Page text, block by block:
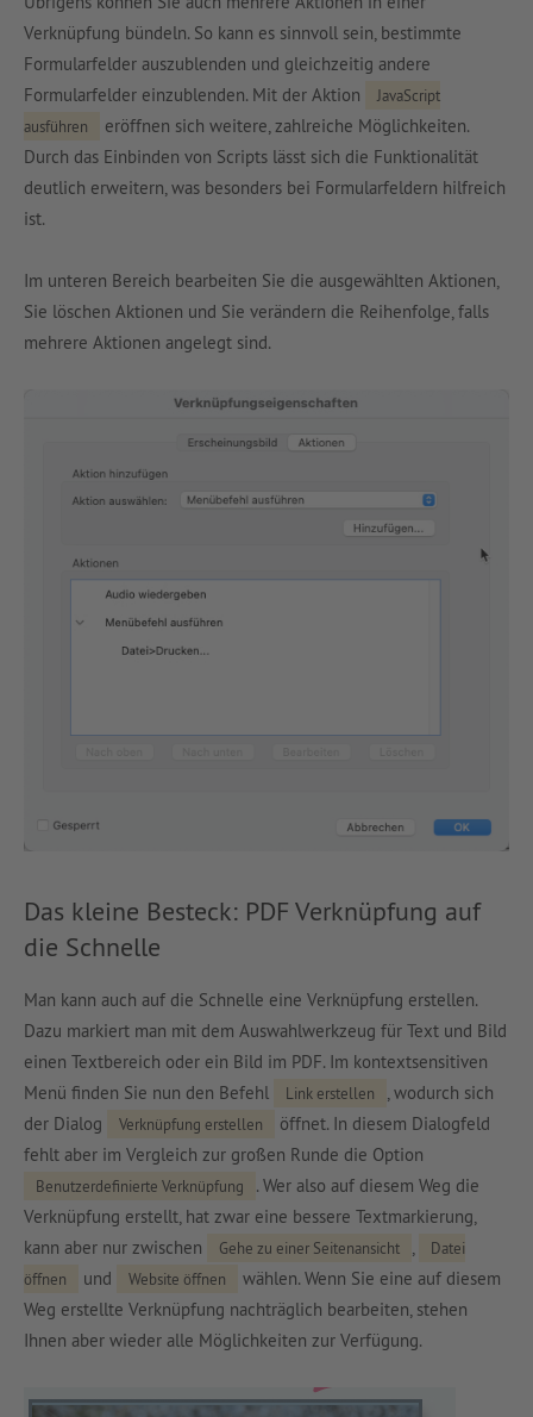
Verknüpfung bündeln. So kann es sinnvoll sein, bestimmte
Formularfelder auszublenden und gleichzeitig andere
Formularfelder einzublenden. Mit der Aktion
JavaScript
ausführen
eröffnen sich weitere, zahlreiche Möglichkeiten.
Durch das Einbinden von Scripts lässt sich die Funktionalität
deutlich erweitern, was besonders bei Formularfeldern hilfreich
ist.
Im unteren Bereich bearbeiten Sie die ausgewählten Aktionen,
Sie löschen Aktionen und Sie verändern die Reihenfolge, falls
mehrere Aktionen angelegt sind.
Das kleine Besteck: PDF Verknüpfung auf
die Schnelle
Man kann auch auf die Schnelle eine Verknüpfung erstellen.
Dazu markiert man mit dem Auswahlwerkzeug für Text und Bild
einen Textbereich oder ein Bild im PDF. Im kontextsensitiven
Menü finden Sie nun den Befehl
Link erstellen
, wodurch sich
der Dialog
Verknüpfung erstellen
öffnet. In diesem Dialogfeld
fehlt aber im Vergleich zur großen Runde die Option
Benutzerdefinierte Verknüpfung
. Wer also auf diesem Weg die
Verknüpfung erstellt, hat zwar eine bessere Textmarkierung,
kann aber nur zwischen
Gehe zu einer Seitenansicht ,
Datei
öffnen
und Website öffnen
wählen. Wenn Sie eine auf diesem
Weg erstellte Verknüpfung nachträglich bearbeiten, stehen
Ihnen aber wieder alle Möglichkeiten zur Verfügung.